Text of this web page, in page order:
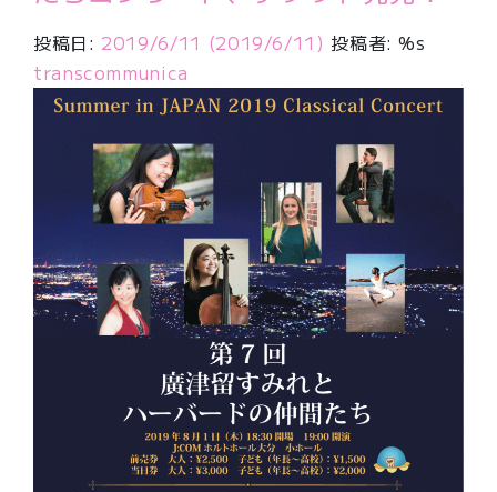
投稿日: 2019/6/11 (2019/6/11) 投稿者: %s
transcommunica